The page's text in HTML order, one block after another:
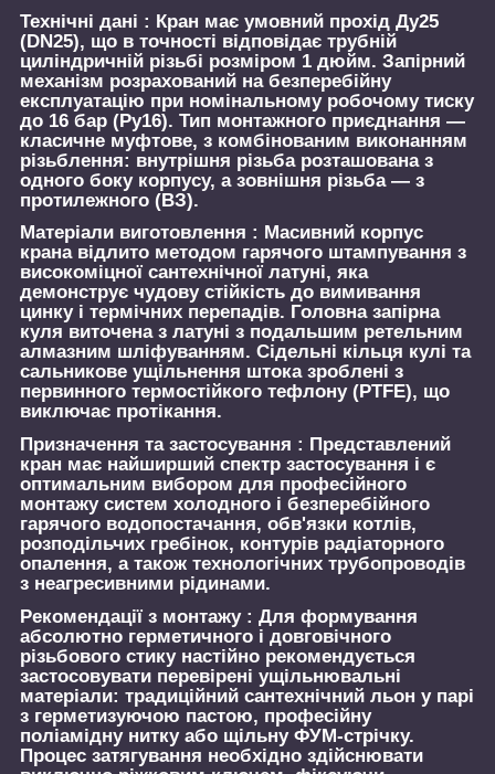
Технічні дані : Кран має умовний прохід Ду25
(DN25), що в точності відповідає трубній
циліндричній різьбі розміром 1 дюйм. Запірний
механізм розрахований на безперебійну
експлуатацію при номінальному робочому тиску
до 16 бар (Ру16). Тип монтажного приєднання —
класичне муфтове, з комбінованим виконанням
різьблення: внутрішня різьба розташована з
одного боку корпусу, а зовнішня різьба — з
протилежного (ВЗ).
Матеріали виготовлення : Масивний корпус
крана відлито методом гарячого штампування з
високоміцної сантехнічної латуні, яка
демонструє чудову стійкість до вимивання
цинку і термічних перепадів. Головна запірна
куля виточена з латуні з подальшим ретельним
алмазним шліфуванням. Сідельні кільця кулі та
сальникове ущільнення штока зроблені з
первинного термостійкого тефлону (PTFE), що
виключає протікання.
Призначення та застосування : Представлений
кран має найширший спектр застосування і є
оптимальним вибором для професійного
монтажу систем холодного і безперебійного
гарячого водопостачання, обв'язки котлів,
розподільчих гребінок, контурів радіаторного
опалення, а також технологічних трубопроводів
з неагресивними рідинами.
Рекомендації з монтажу : Для формування
абсолютно герметичного і довговічного
різьбового стику настійно рекомендується
застосовувати перевірені ущільнювальні
матеріали: традиційний сантехнічний льон у парі
з герметизуючою пастою, професійну
поліамідну нитку або щільну ФУМ-стрічку.
Процес затягування необхідно здійснювати